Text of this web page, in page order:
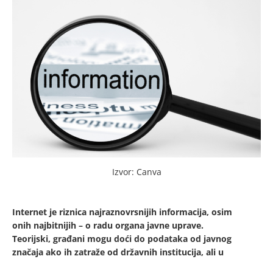
Izvor: Canva
Internet je riznica najraznovrsnijih informacija, osim
onih najbitnijih – o radu organa javne uprave.
Teorijski, građani mogu doći do podataka od javnog
značaja ako ih zatraže od državnih institucija, ali u